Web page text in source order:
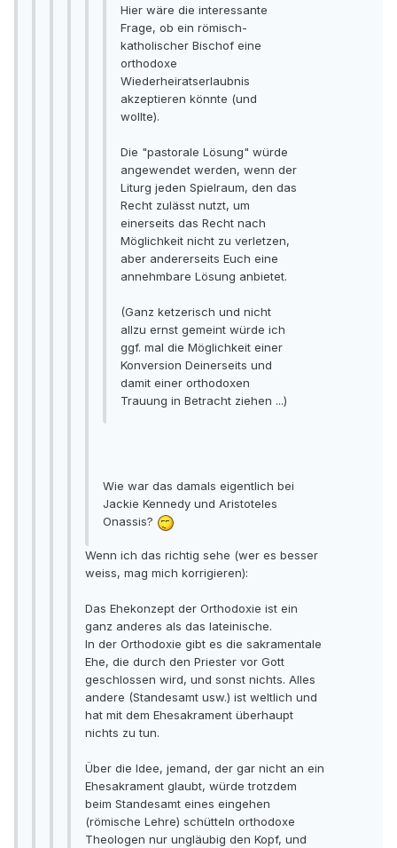
Hier wäre die interessante
Frage, ob ein römisch-
katholischer Bischof eine
orthodoxe
Wiederheiratserlaubnis
akzeptieren könnte (und
wollte).
Die "pastorale Lösung" würde
angewendet werden, wenn der
Liturg jeden Spielraum, den das
Recht zulässt nutzt, um
einerseits das Recht nach
Möglichkeit nicht zu verletzen,
aber andererseits Euch eine
annehmbare Lösung anbietet.
(Ganz ketzerisch und nicht
allzu ernst gemeint würde ich
ggf. mal die Möglichkeit einer
Konversion Deinerseits und
damit einer orthodoxen
Trauung in Betracht ziehen ...)
Wie war das damals eigentlich bei
Jackie Kennedy und Aristoteles
Onassis?
Wenn ich das richtig sehe (wer es besser
weiss, mag mich korrigieren):
Das Ehekonzept der Orthodoxie ist ein
ganz anderes als das lateinische.
In der Orthodoxie gibt es die sakramentale
Ehe, die durch den Priester vor Gott
geschlossen wird, und sonst nichts. Alles
andere (Standesamt usw.) ist weltlich und
hat mit dem Ehesakrament überhaupt
nichts zu tun.
Über die Idee, jemand, der gar nicht an ein
Ehesakrament glaubt, würde trotzdem
beim Standesamt eines eingehen
(römische Lehre) schütteln orthodoxe
Theologen nur ungläubig den Kopf, und